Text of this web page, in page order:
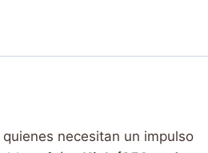
necesitan un impulso